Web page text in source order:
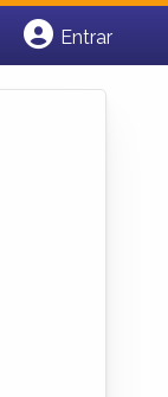
Entrar